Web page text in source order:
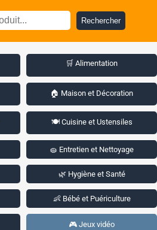
Rechercher
🛒 Alimentation
🏠 Maison et Décoration
🍽️ Cuisine et Ustensiles
🧽 Entretien et Nettoyage
🌿 Hygiène et Santé
👶 Bébé et Puériculture
🎮 Jeux vidéo